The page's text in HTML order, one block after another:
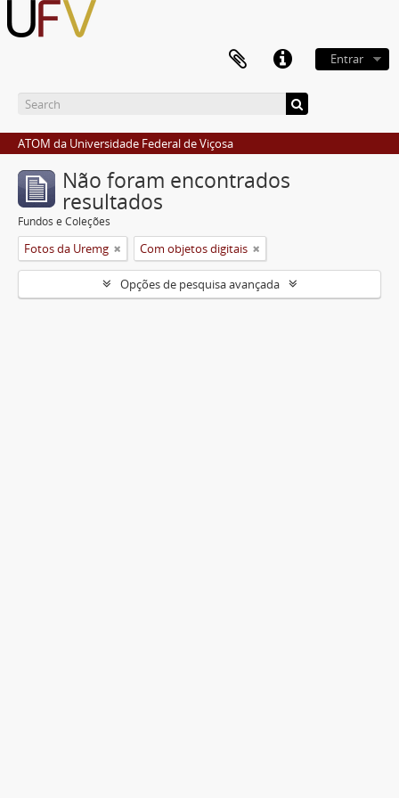
Entrar
ATOM da Universidade Federal de Viçosa
Não foram encontrados
resultados
Fundos e Coleções
Fotos da Uremg Com objetos digitais
Opções de pesquisa avançada